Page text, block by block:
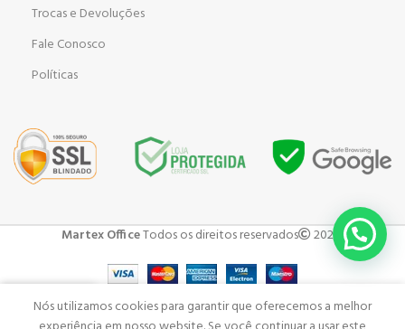
Trocas e Devoluções
Fale Conosco
Políticas
Martex OfficeTodos os direitos reservados 2023 .
CarrinhoMinha Conta
Menu
Nós utilizamos cookies para garantir que oferecemos a melhor